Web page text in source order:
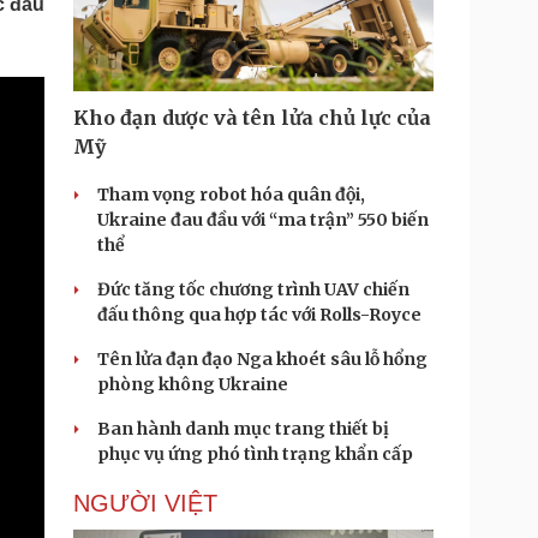
nghiệp 24h
Doanh nhân
Vì cộng đồng
Tin Công nghệ
Trải nghiệm
Chuyển đổi số
Podcast
Đọc truyện đêm khuya
Cửa sổ tình yêu
đầu
Kho đạn dược và tên lửa chủ lực của
Mỹ
Tham vọng robot hóa quân đội,
Ukraine đau đầu với “ma trận” 550 biến
thể
Đức tăng tốc chương trình UAV chiến
đấu thông qua hợp tác với Rolls-Royce
Tên lửa đạn đạo Nga khoét sâu lỗ hổng
phòng không Ukraine
Ban hành danh mục trang thiết bị
phục vụ ứng phó tình trạng khẩn cấp
NGƯỜI VIỆT